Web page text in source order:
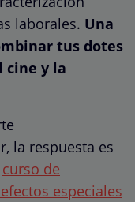
laborales. Una
tus dotes
cine y la
la respuesta es
curso de
especiales